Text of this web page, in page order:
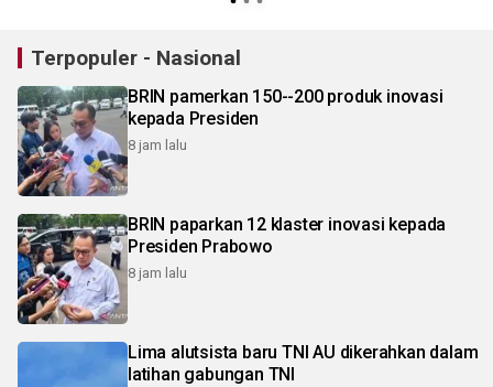
Terpopuler - Nasional
BRIN pamerkan 150--200 produk inovasi
kepada Presiden
8 jam lalu
BRIN paparkan 12 klaster inovasi kepada
Presiden Prabowo
8 jam lalu
Lima alutsista baru TNI AU dikerahkan dalam
latihan gabungan TNI